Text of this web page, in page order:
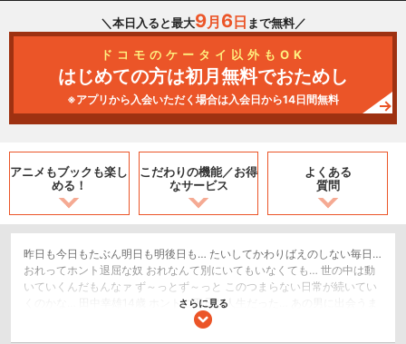
＼本日入ると最大9月 6日 まで無料／
ドコモのケータイ以外もOK
はじめての方は初月無料でおためし
※アプリから入会いただく場合は入会日から14日間無料
アニメもブックも楽し
める！
こだわりの機能／お得
なサービス
よくある
質問
昨日も今日もたぶん明日も明後日も… たいしてかわりばえのしない毎日…
おれってホント退屈な奴 おれなんて別にいてもいなくても… 世の中は動
いていくんだもんなァ ず～っとず～っと このつまらない日常が続いてい
くのかな… 田中幸雄14歳 ホントに平凡な人生だった… あの男に出会うま
では… こんな主人公のモノローグから始まるこの物語。主人公は趣味も
さらに見る